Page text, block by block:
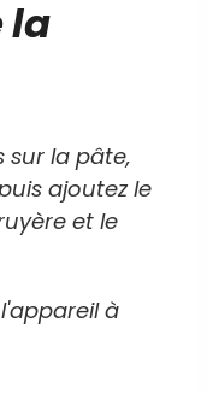
la
sur la pâte,
ajoutez le
et le
à